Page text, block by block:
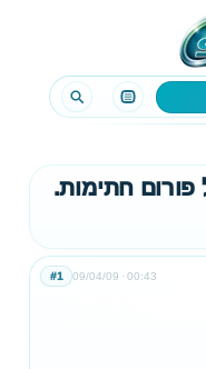
09/04/09 00:43
#1